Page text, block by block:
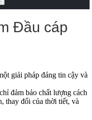
Đầu cáp
giải pháp đáng tin cậy và
đảm bảo chất lượng cách
thay đổi của thời tiết, và